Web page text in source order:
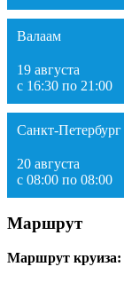
Валаам
19 августа
с 16:30 по 21:00
Санкт-Петербург
20 августа
с 08:00 по 08:00
Маршрут
Маршрут круиза: